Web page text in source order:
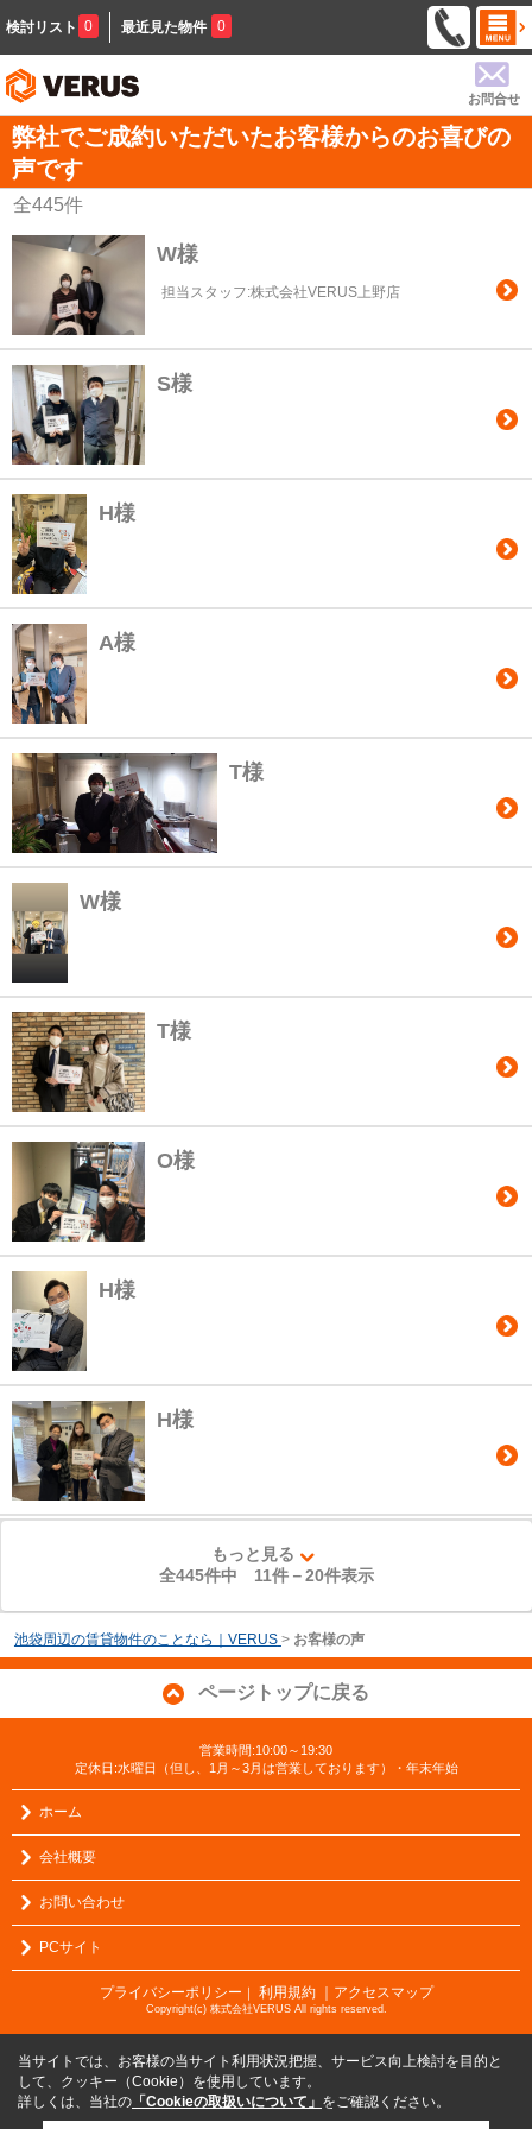
検討リスト 0 最近見た物件 0
お問合せ
弊社でご成約いただいたお客様からのお喜びの
声です
全445件
W様
担当スタッフ:株式会社VERUS上野店
S様
H様
A様
T様
W様
T様
O様
H様
H様
もっと見る
全445件中 11件－20件表示
池袋周辺の賃貸物件のことなら｜VERUS > お客様の声
ページトップに戻る
営業時間:10:00～19:30
定休日:水曜日（但し、1月～3月は営業しております）・年末年始
ホーム
会社概要
お問い合わせ
PCサイト
プライバシーポリシー ｜ 利用規約 ｜アクセスマップ
Copyright(c) 株式会社VERUS All rights reserved.
当サイトでは、お客様の当サイト利用状況把握、サービス向上検討を目的と
して、クッキー（Cookie）を使用しています。
詳しくは、当社の 「Cookieの取扱いについて」 をご確認ください。